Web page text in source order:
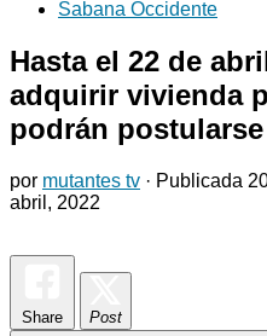
Sabana Occidente
Hasta el 22 de
adquirir vivienda
podrán postularse
por mutantes tv · Publicada
abril, 2022
Share Post